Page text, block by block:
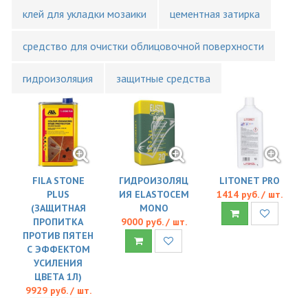
клей для укладки мозаики цементная затирка
средство для очистки облицовочной поверхности
гидроизоляция защитные средства
FILA STONE
PLUS
(ЗАЩИТНАЯ
ПРОПИТКА
ПРОТИВ ПЯТЕН
С ЭФФЕКТОМ
УСИЛЕНИЯ
ЦВЕТА 1Л)
9929 руб. / шт.
ГИДРОИЗОЛЯЦ
ИЯ ELASTOCEM
MONO
9000 руб. / шт.
LITONET PRO
1414 руб. / шт.